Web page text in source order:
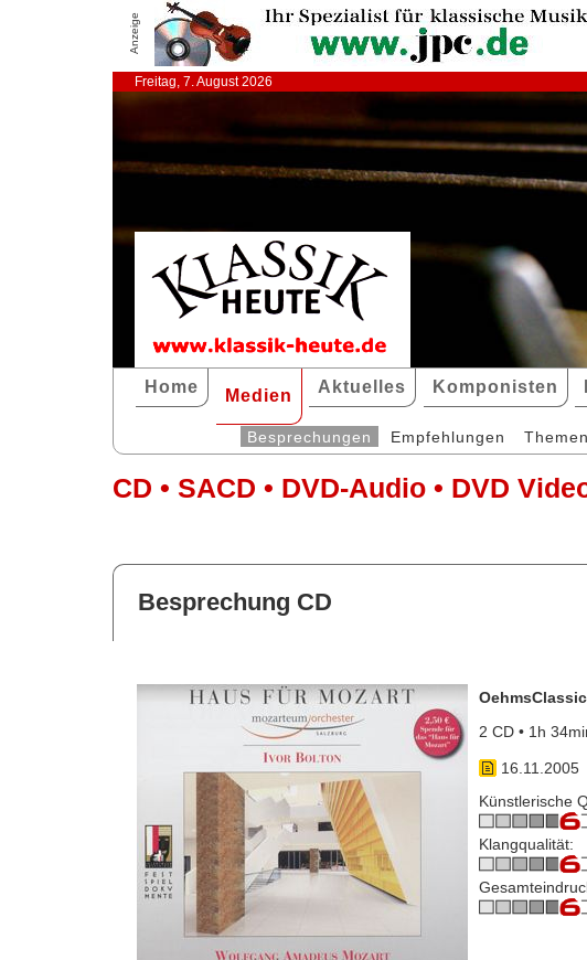
Anzeige
Freitag, 7. August 2026
Home Medien Aktuelles Komponisten
Besprechungen Empfehlungen Themen
CD • SACD • DVD-Audio • DVD
Besprechung CD
2 CD • 1h
16.11.2005
Künstlerische
Klangqualität: